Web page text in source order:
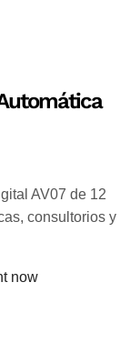
AV07 de 12
consultorios y
now